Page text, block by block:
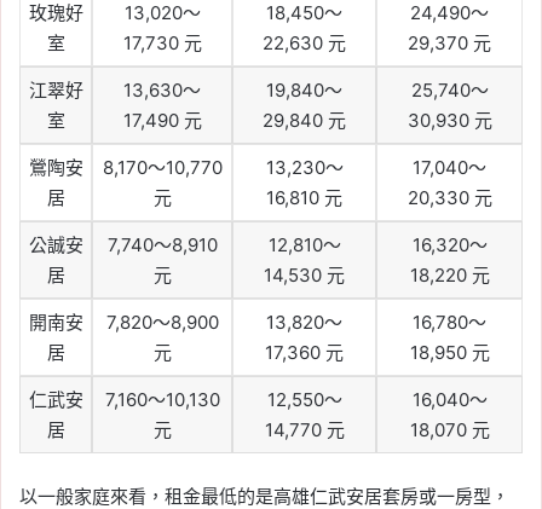
玫瑰好
室
13,020～
17,730 元
18,450～
22,630 元
24,490～
29,370 元
江翠好
室
13,630～
17,490 元
19,840～
29,840 元
25,740～
30,930 元
鶯陶安
居
8,170～10,770
元
13,230～
16,810 元
17,040～
20,330 元
公誠安
居
7,740～8,910
元
12,810～
14,530 元
16,320～
18,220 元
開南安
居
7,820～8,900
元
13,820～
17,360 元
16,780～
18,950 元
仁武安
居
7,160～10,130
元
12,550～
14,770 元
16,040～
18,070 元
以一般家庭來看，租金最低的是高雄仁武安居套房或一房型，